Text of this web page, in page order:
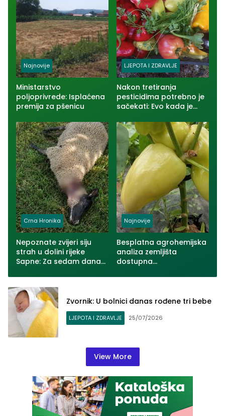
Najnovije
Ministarstvo
poljoprivrede: Isplaćena
premija za pšenicu
LJEPOTA I ZDRAVLJE
Nakon tretiranja
pesticidima potrebno je
sačekati: Evo kada je
za jelo
Crna Hronika
Nepoznate zvijeri siju
strah u dolini rijeke
Sapne: Za sedam dana
ovaca u dva zvornička
naselja (VIDEO)
Najnovije
Besplatna agrohemijska
analiza zemljišta
dostupna
Zvorniku
Zvornik: U bolnici danas rođene tri bebe
LJEPOTA I ZDRAVLJE 25/07/2026
View More